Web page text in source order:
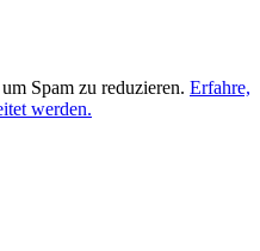
Spam zu reduzieren. Erfahre,
werden.